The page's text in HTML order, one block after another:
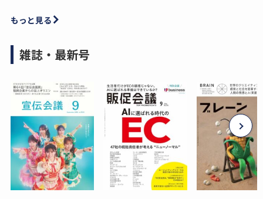
もっと見る
雑誌・最新号